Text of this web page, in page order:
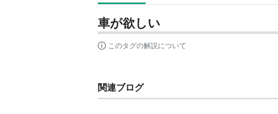
車が欲しい
このタグの解説について
関連ブログ